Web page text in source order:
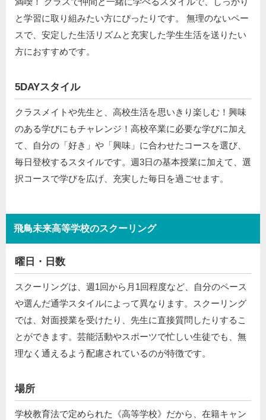
と学習に取り組みたい方にぴったりです。 無理のないペー
スで、安定した生活リズムと充実した学生生活を送りたい
方におすすめです。
5DAYスタイル
クラスメイトや先生と、高校生活を思いきり楽しむ！興味
のある学びにもチャレンジ！高校卒業に必要な学びに加え
て、自分の「好き」や「興味」に合わせたコースを選び、
毎日登校するスタイルです。週3日の基本授業に加えて、選
択コースで学びを広げ、充実した毎日を過ごせます。
飛鳥未来高等学校のスクーリング
曜日・日数
スクーリングは、週1回から月1回程度など、自分のペース
や選んだ通学スタイルによって異なります。スクーリング
では、対面授業を受けたり、先生に直接質問したりするこ
とができます。芸能活動やスポーツで忙しい生徒でも、無
理なく通えるよう配慮されているのが特徴です。
場所
学校教育法で定められた《高等学校》だから、在籍キャン